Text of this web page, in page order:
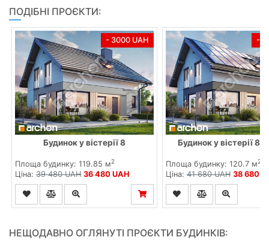
ПОДІБНІ ПРОЄКТИ:
- 3000 UAH
Будинок у вістерії 8
Площа будинку: 119.85 м2
Ціна: 39 480 UAH 36 480 UAH
-
Будинок у вістерії 8
Площа будинку: 120.7 м2
Ціна:41 680 UAH 38 680
НЕЩОДАВНО ОГЛЯНУТІ ПРОЄКТИ БУДИНКІВ: